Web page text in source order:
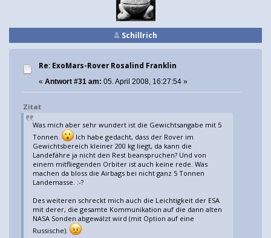
Schillrich
Re: ExoMars-Rover Rosalind Franklin
« Antwort #31 am: 05. April 2008, 16:27:54 »
Zitat
Was mich aber sehr wundert ist die Gewichtsangabe mit 5
Tonnen.
Ich habe gedacht, dass der Rover im
Gewichtsbereich kleiner 200 kg liegt, da kann die
Landefähre ja nicht den Rest beanspruchen? Und von
einem mitfliegenden Orbiter ist auch keine rede. Was
machen da bloss die Airbags bei nicht ganz 5 Tonnen
Landemasse. :-?
Des weiteren schreckt mich auch die Leichtigkeit der ESA
mit derer, die gesamte Kommunikation auf die dann alten
NASA Sonden abgewälzt wird (mit Option auf eine
Russische).